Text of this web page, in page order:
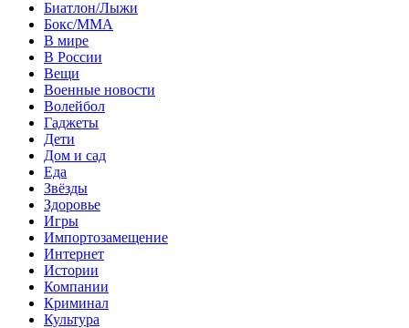
Биатлон/Лыжи
Бокс/MMA
В мире
В России
Вещи
Военные новости
Волейбол
Гаджеты
Дети
Дом и сад
Еда
Звёзды
Здоровье
Игры
Импортозамещение
Интернет
Истории
Компании
Криминал
Культура